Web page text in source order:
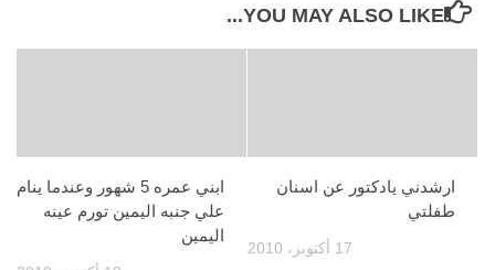
YOU MAY ALSO LIKE...
ابني عمره 5 شهور وعندما ينام
علي جنبه اليمين تورم عينه
اليمين
ارشدني يادكتور عن اسنان
طفلتي
17 أكتوبر، 2010